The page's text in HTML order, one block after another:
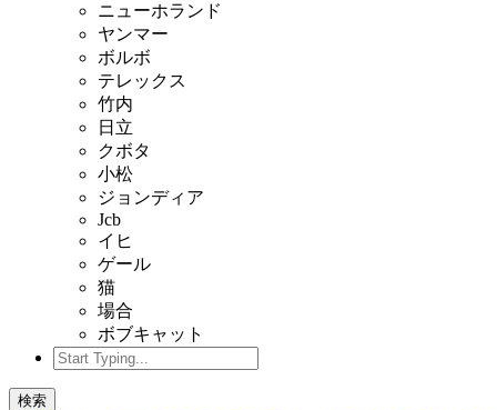
ニューホランド
ヤンマー
ボルボ
テレックス
竹内
日立
クボタ
小松
ジョンディア
Jcb
イヒ
ゲール
猫
場合
ボブキャット
検索